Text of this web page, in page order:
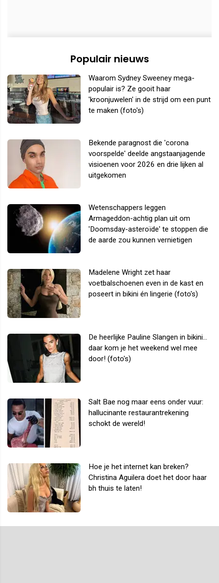
Populair nieuws
Waarom Sydney Sweeney mega-
populair is? Ze gooit haar
'kroonjuwelen' in de strijd om een punt
te maken (foto's)
Bekende paragnost die 'corona
voorspelde' deelde angstaanjagende
visioenen voor 2026 en drie lijken al
uitgekomen
Wetenschappers leggen
Armageddon-achtig plan uit om
'Doomsday-asteroïde' te stoppen die
de aarde zou kunnen vernietigen
Madelene Wright zet haar
voetbalschoenen even in de kast en
poseert in bikini én lingerie (foto's)
De heerlijke Pauline Slangen in bikini...
daar kom je het weekend wel mee
door! (foto's)
Salt Bae nog maar eens onder vuur:
hallucinante restaurantrekening
schokt de wereld!
Hoe je het internet kan breken?
Christina Aguilera doet het door haar
bh thuis te laten!